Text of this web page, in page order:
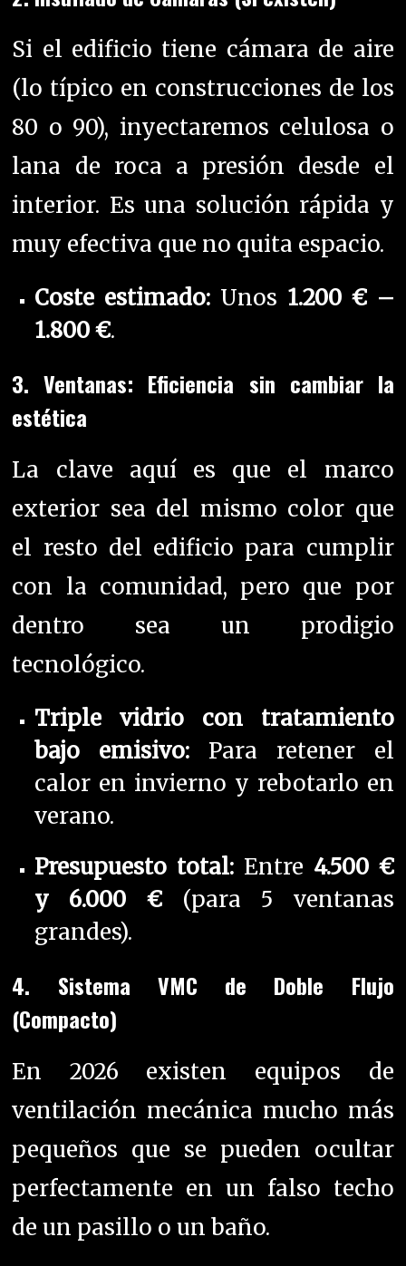
Si el edificio tiene cámara de aire
(lo típico en construcciones de los
80 o 90), inyectaremos celulosa o
lana de roca a presión desde el
interior. Es una solución rápida y
muy efectiva que no quita espacio.
Coste estimado:Unos 1.200 € –
1.800 €.
3. Ventanas: Eficiencia sin cambiar la
estética
La clave aquí es que el marco
exterior sea del mismo color que
el resto del edificio para cumplir
con la comunidad, pero que por
dentro sea un prodigio
tecnológico.
Triple vidrio con tratamiento
bajo emisivo:Para retener el
calor en invierno y rebotarlo en
verano.
Presupuesto total:Entre 4.500 €
y 6.000 €(para 5 ventanas
grandes).
4. Sistema VMC de Doble Flujo
(Compacto)
En 2026 existen equipos de
ventilación mecánica mucho más
pequeños que se pueden ocultar
perfectamente en un falso techo
de un pasillo o un baño.